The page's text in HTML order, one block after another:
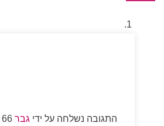
התגובה נשלחה על ידי גבר